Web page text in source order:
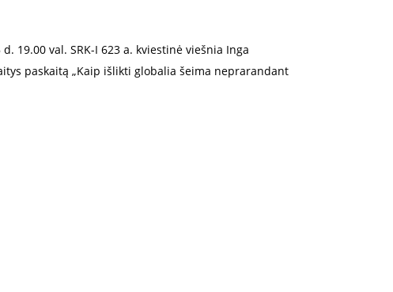
d. 19.00 val. SRK-I 623 a. kviestinė viešnia Inga
paskaitą „Kaip išlikti globalia šeima neprarandant